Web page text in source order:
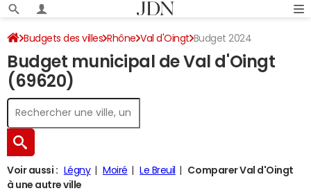
Budgets des villes Rhône Val d'Oingt Budget 2024
Budget municipal de Val d'Oingt
(69620)
Voir aussi : Légny Moiré Le Breuil
Comparer Val d'Oingt
à une autre ville